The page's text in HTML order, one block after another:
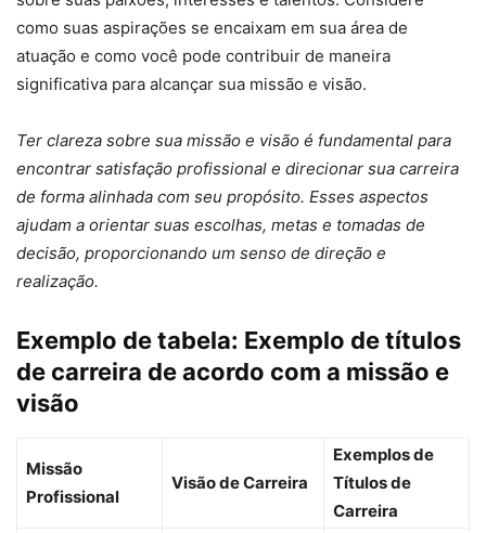
como suas aspirações se encaixam em sua área de
atuação e como você pode contribuir de maneira
significativa para alcançar sua missão e visão.
Ter clareza sobre sua missão e visão é fundamental para
encontrar satisfação profissional e direcionar sua carreira
de forma alinhada com seu propósito. Esses aspectos
ajudam a orientar suas escolhas, metas e tomadas de
decisão, proporcionando um senso de direção e
realização.
Exemplo de tabela: Exemplo de títulos
de carreira de acordo com a missão e
visão
Missão
Profissional
Visão de Carreira
Exemplos de
Títulos de
Carreira